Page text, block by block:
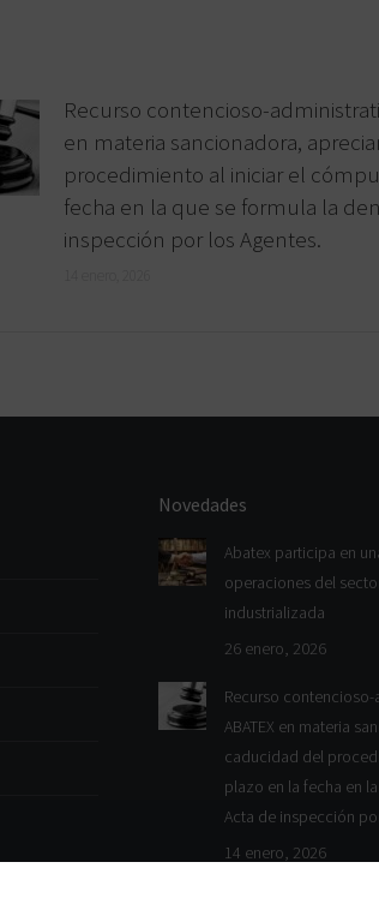
Recurso contencioso-
en materia sancionadora,
procedimiento al iniciar el
fecha en la que se formula la
inspección por los Agentes.
Novedades
Abatex participa en
operaciones del
industrializada
26 enero, 2026
Recurso
ABATEX en materia
caducidad del
plazo en la fecha en
Acta de inspección
14 enero, 2026